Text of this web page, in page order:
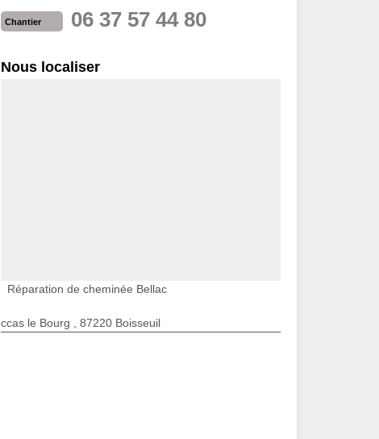
Chantier 06 37 57 44 80
Nous localiser
Réparation de cheminée Bellac
ccas le Bourg , 87220 Boisseuil